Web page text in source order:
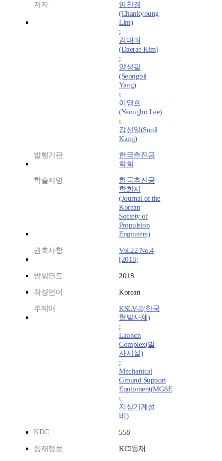
저자
임찬경
(Chankyoung
Lim)
;
김대래
(Daerae Kim)
;
양성필
(Seongpil
Yang)
;
이영호
(Yeongho Lee)
;
강선일(Sunil
Kang)
발행기관
한국추진공
학회
학술지명
한국추진공
학회지
(Journal of the
Korean
Society of
Propulsion
Engineers)
권호사항
Vol.22 No.4
[2018]
발행연도 2018
작성언어 Korean
주제어
KSLV-II(한국
형발사체)
;
Launch
Complex(발
사시설)
;
Mechanical
Ground Support
Equipment(MGSE
;
지상기계설
비)
KDC
558
등재정보 KCI등재